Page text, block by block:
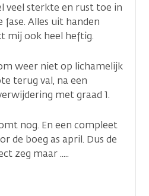
veel sterkte en rust toe in
fase. Alles uit handen
mij ook heel heftig.
weer niet op lichamelijk
terug val, na een
met graad 1.
nog. En een compleet
de boeg as april. Dus de
zeg maar .....